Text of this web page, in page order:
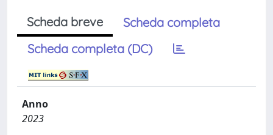
Scheda breve
Scheda completa
Scheda completa (DC)
Anno
2023